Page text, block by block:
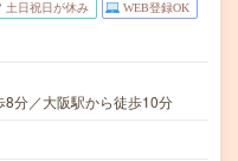
土日祝日が休み WEB登録OK
8分／大阪駅から徒歩10分